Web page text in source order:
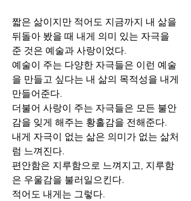
짧은 삶이지만 적어도 지금까지 내 삶을
뒤돌아 봤을 때 내게 의미 있는 자극을
준 것은 예술과 사랑이었다.
예술이 주는 다양한 자극들은 이런 예술
을 만들고 싶다는 내 삶의 목적성을 내게
만들어준다.
더불어 사랑이 주는 자극들은 모든 불안
감을 잊게 해주는 황홀감을 전해준다.
내게 자극이 없는 삶은 의미가 없는 삶처
럼 느껴진다.
편안함은 지루함으로 느껴지고, 지루함
은 우울감을 불러일으킨다.
적어도 내게는 그렇다.